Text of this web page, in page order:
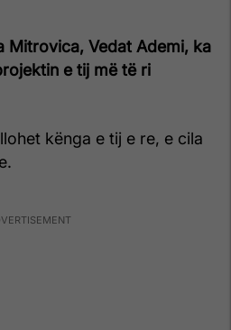
Mitrovica, Vedat Ademi, ka
e tij më të ri
kënga e tij e re, e cila